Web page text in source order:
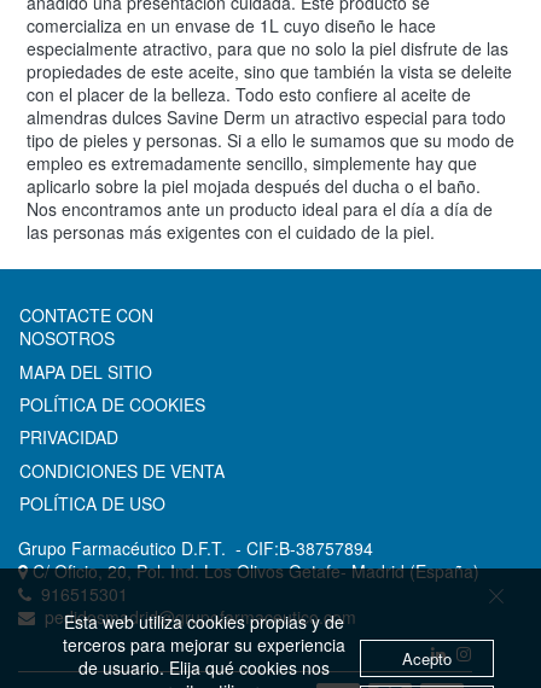
comercializa en un envase de 1L cuyo diseño le hace
especialmente atractivo, para que no solo la piel disfrute de las
propiedades de este aceite, sino que también la vista se deleite
con el placer de la belleza. Todo esto confiere al aceite de
almendras dulces Savine Derm un atractivo especial para todo
tipo de pieles y personas. Si a ello le sumamos que su modo de
empleo es extremadamente sencillo, simplemente hay que
aplicarlo sobre la piel mojada después del ducha o el baño.
Nos encontramos ante un producto ideal para el día a día de
las personas más exigentes con el cuidado de la piel.
CONTACTE CON
NOSOTROS
MAPA DEL SITIO
POLÍTICA DE COOKIES
PRIVACIDAD
CONDICIONES DE VENTA
POLÍTICA DE USO
Grupo Farmacéutico D.F.T. - CIF:B-38757894
C/ Oficio, 20, Pol. Ind. Los OlivosGetafe-Madrid(España)
916515301
pedidosmadrid@grupofarmaceutico.com
Esta web utiliza cookies propias y de
terceros para mejorar su experiencia
de usuario. Elija qué cookies nos
Acepto